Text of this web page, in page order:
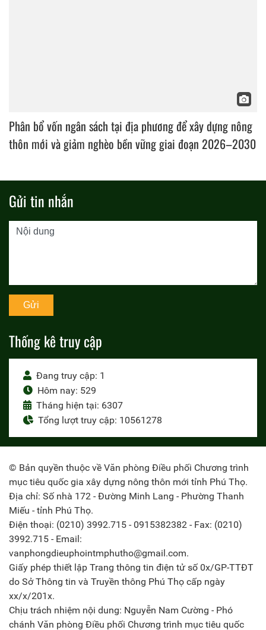
Phân bổ vốn ngân sách tại địa phương để xây dựng nông
thôn mới và giảm nghèo bền vững giai đoạn 2026–2030
Gửi tin nhắn
Thống kê truy cập
Đang truy cập: 1
Hôm nay: 529
Tháng hiện tại: 6307
Tổng lượt truy cập: 10561278
© Bản quyền thuộc về Văn phòng Điều phối Chương trình
mục tiêu quốc gia xây dựng nông thôn mới tỉnh Phú Thọ.
Địa chỉ: Số nhà 172 - Đường Minh Lang - Phường Thanh
Miếu - tỉnh Phú Thọ.
Điện thoại: (0210) 3992.715 - 0915382382 - Fax: (0210)
3992.715 - Email:
vanphongdieuphointmphutho@gmail.com.
Giấy phép thiết lập Trang thông tin điện tử số 0x/GP-TTĐT
do Sở Thông tin và Truyền thông Phú Thọ cấp ngày
xx/x/201x.
Chịu trách nhiệm nội dung: Nguyễn Nam Cường - Phó
chánh Văn phòng Điều phối Chương trình mục tiêu quốc